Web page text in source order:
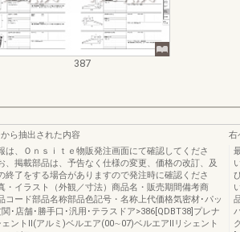
387
ら抽出された内容
は、Ｏｎｓｉｔｅ物販発注画面にて確認してくださ
、掲載部品は、予告なく仕様の変更、価格の改訂、及
終了をする場合がありますので発注時に確認くださ
・イラスト（外観／寸法）商品名・販売期間備考商
コード部品名称部品色記号・名称上代価格気密材･パッ
関･店舗･勝手口･汎用･テラスドア>386[QDBT38]プレナ
ェントⅡ(アルミ)ベルエア(00∼07)ベルエアⅡリシェント
右